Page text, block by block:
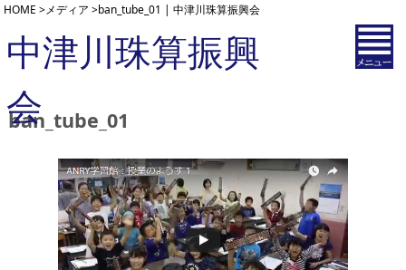
HOME >メディア >ban_tube_01 | 中津川珠算振興会
中津川珠算振興
会
ban_tube_01